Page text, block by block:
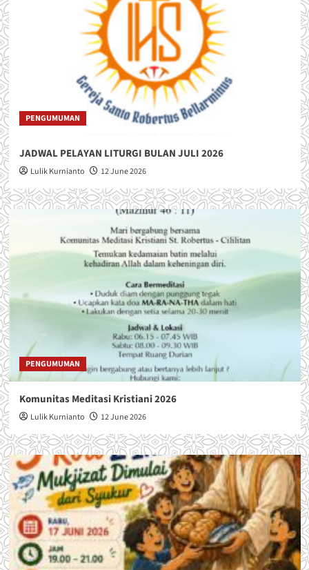
PENGUMUMAN
JADWAL PELAYAN LITURGI BULAN JULI 2026
Lulik Kurnianto 12 June 2026
PENGUMUMAN
Komunitas Meditasi Kristiani 2026
Lulik Kurnianto 12 June 2026